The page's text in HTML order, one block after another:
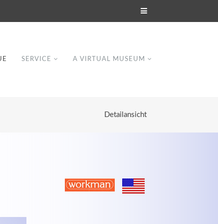
SERVICE A VIRTUAL MUSEUM
Detailansicht
ipsum dolor sit amet, consectetuer